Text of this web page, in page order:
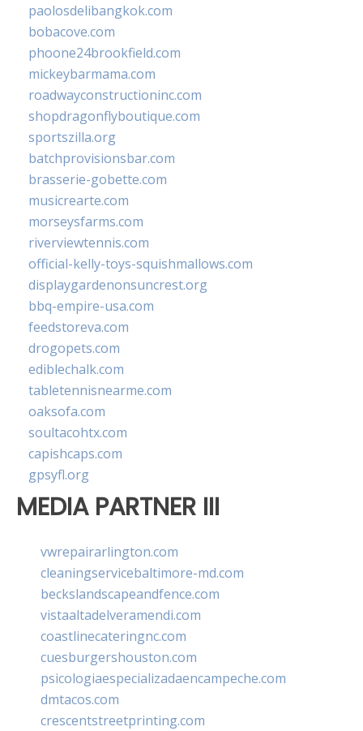
paolosdelibangkok.com
bobacove.com
phoone24brookfield.com
mickeybarmama.com
roadwayconstructioninc.com
shopdragonflyboutique.com
sportszilla.org
batchprovisionsbar.com
brasserie-gobette.com
musicrearte.com
morseysfarms.com
riverviewtennis.com
official-kelly-toys-squishmallows.com
displaygardenonsuncrest.org
bbq-empire-usa.com
feedstoreva.com
drogopets.com
ediblechalk.com
tabletennisnearme.com
oaksofa.com
soultacohtx.com
capishcaps.com
gpsyfl.org
MEDIA PARTNER III
vwrepairarlington.com
cleaningservicebaltimore-md.com
beckslandscapeandfence.com
vistaaltadelveramendi.com
coastlinecateringnc.com
cuesburgershouston.com
psicologiaespecializadaencampeche.com
dmtacos.com
crescentstreetprinting.com